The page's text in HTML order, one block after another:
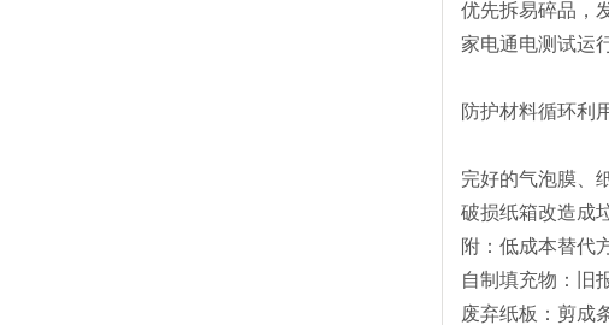
优先拆易碎品，
家电通电测试运
防护材料循环利
完好的气泡膜、
破损纸箱改造成
附：低成本替代
自制填充物‌：旧
废弃纸板‌：剪成